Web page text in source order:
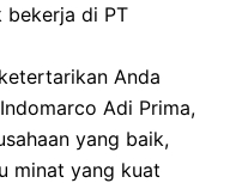
bekerja di PT
Anda
Adi Prima,
yang baik,
minat yang kuat